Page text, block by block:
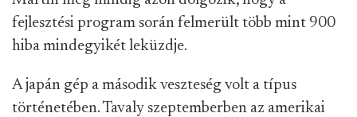
fejlesztési program során felmerült több mint 900
hiba mindegyikét leküzdje.
A japán gép a második veszteség volt a típus
történetében. Tavaly szeptemberben az amerikai